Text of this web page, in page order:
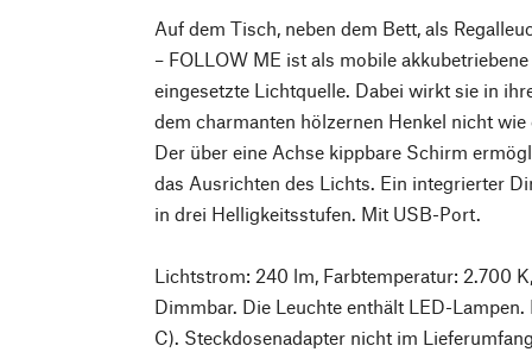
Auf dem Tisch, neben dem Bett, als
– FOLLOW ME ist als mobile
eingesetzte Lichtquelle. Dabei wirkt sie in
dem charmanten hölzernen Henkel nicht
Der über eine Achse kippbare Schirm
das Ausrichten des Lichts. Ein integrierter
in drei Helligkeitsstufen. Mit USB-Port.
Lichtstrom: 240 lm, Farbtemperatur: 2.700
Dimmbar. Die Leuchte enthält LED-
C). Steckdosenadapter nicht im